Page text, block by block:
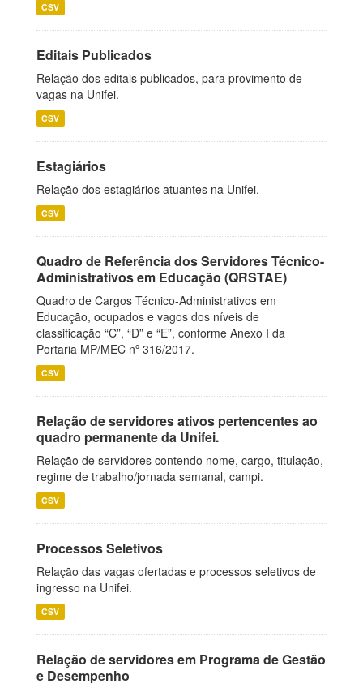
CSV
Editais Publicados
Relação dos editais publicados, para provimento de
vagas na Unifei.
CSV
Estagiários
Relação dos estagiários atuantes na Unifei.
CSV
Quadro de Referência dos Servidores Técnico-
Administrativos em Educação (QRSTAE)
Quadro de Cargos Técnico-Administrativos em
Educação, ocupados e vagos dos níveis de
classificação “C”, “D” e “E”, conforme Anexo I da
Portaria MP/MEC nº 316/2017.
CSV
Relação de servidores ativos pertencentes ao
quadro permanente da Unifei.
Relação de servidores contendo nome, cargo, titulação,
regime de trabalho/jornada semanal, campi.
CSV
Processos Seletivos
Relação das vagas ofertadas e processos seletivos de
ingresso na Unifei.
CSV
Relação de servidores em Programa de Gestão
e Desempenho